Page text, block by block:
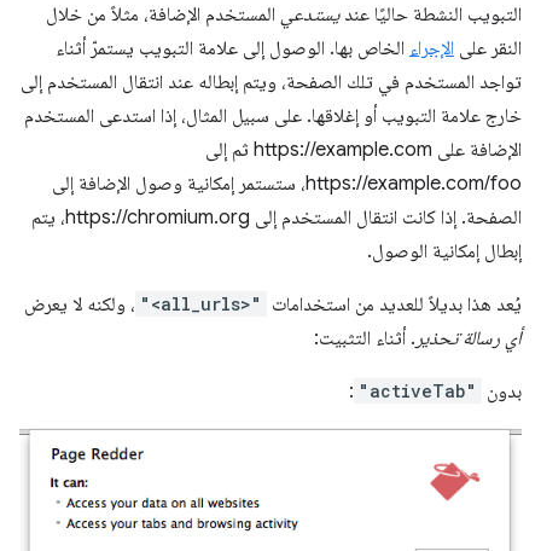
التبويب النشطة حاليًا عنديستدعي المستخدم الإضافة، مثلاً من خلال
النقر على الإجراء الخاص بها. الوصول إلى علامة التبويب يستمرّ أثناء
تواجد المستخدم في تلك الصفحة، ويتم إبطاله عند انتقال المستخدم إلى
خارج علامة التبويب أو إغلاقها. على سبيل المثال، إذا استدعى المستخدم
الإضافة على https://example.com ثم إلى
https://example.com/foo، ستستمر إمكانية وصول الإضافة إلى
الصفحة. إذا كانت انتقال المستخدم إلى https://chromium.org، يتم
إبطال إمكانية الوصول.
يُعد هذا بديلاً للعديد من استخدامات "<all_urls>" ، ولكنه لا يعرض
أي رسالة تحذير . أثناء التثبيت:
بدون "activeTab"
: